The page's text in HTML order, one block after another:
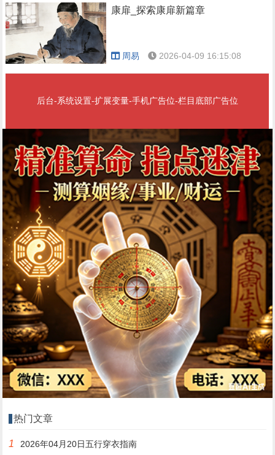
康扉_探索康扉新篇章
周易 2026-04-09 16:15:08
后台-系统设置-扩展变量-手机广告位-栏目底部广告位
热门文章
1 2026年04月20日五行穿衣指南